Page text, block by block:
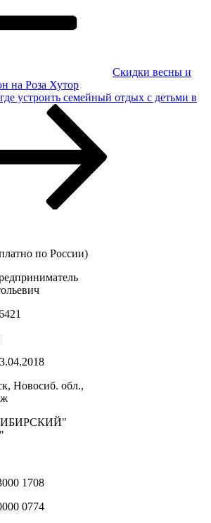
Cкидки весны и
на Роза Хутор
устроить семейный отдых с детьми в
по России)
Новосиб. обл.,
1708
0774